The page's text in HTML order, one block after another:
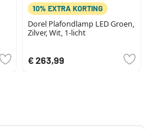
10% EXTRA KORTING
Dorel Plafondlamp LED Groen,
Zilver, Wit, 1-licht
€ 263,99